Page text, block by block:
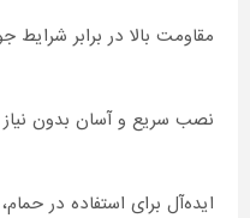
مقاومت بالا در برابر
نصب سریع و آسان بدون نیاز
ایده‌آل برای استفاده در